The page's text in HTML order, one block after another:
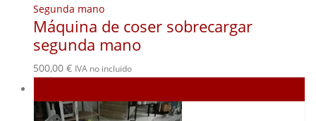
Segunda mano
Máquina de coser sobrecargar
segunda mano
500,00 € IVA no incluido